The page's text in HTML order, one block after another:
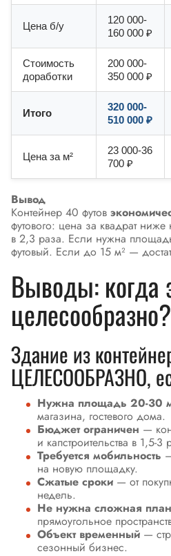
Цена б/у
120 000-
160 000 ₽
Стоимость
доработки
200 000-
350 000 ₽
Итого
320 000-
510 000 ₽
Цена за м²
23 000-36
700 ₽
Вывод
Контейнер 40 футов
футового: цена за квадрат
в 2,3 раза. Если нужна
футовый. Если до 15 м² —
Выводы: когда
целесообразно?
Здание из
ЦЕЛЕСООБРАЗНО,
Нужна площадь 20-30
магазина, гостевого дома.
Бюджет ограничен —
и капстроительства в 1,5-3
Требуется мобильность
на новую площадку.
Сжатые сроки — от
недель.
Не нужна сложная
прямоугольное
Объект временный —
сезонный бизнес.